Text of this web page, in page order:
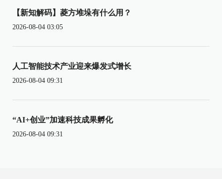
【新知解码】菱方堆垛有什么用？
2026-08-04 03:05
人工智能技术产业迎来爆发式增长
2026-08-04 09:31
“AI+创业”加速科技成果孵化
2026-08-04 09:31